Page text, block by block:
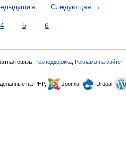
Следующая →
4 5 6
связь: Техподдержка Реклама на сайте
на PHP, Joomla, Drupal,